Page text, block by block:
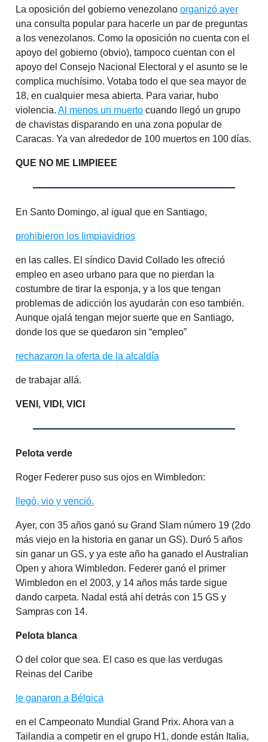
La oposición del gobierno venezolano organizó ayer
una consulta popular para hacerle un par de preguntas
a los venezolanos. Como la oposición no cuenta con el
apoyo del gobierno (obvio), tampoco cuentan con el
apoyo del Consejo Nacional Electoral y el asunto se le
complica muchísimo. Votaba todo el que sea mayor de
18, en cualquier mesa abierta. Para variar, hubo
violencia. Al menos un muerto cuando llegó un grupo
de chavistas disparando en una zona popular de
Caracas. Ya van alrededor de 100 muertos en 100 días.
QUE NO ME LIMPIEEE
En Santo Domingo, al igual que en Santiago,
prohibieron los limpiavidrios
en las calles. El síndico David Collado les ofreció
empleo en aseo urbano para que no pierdan la
costumbre de tirar la esponja, y a los que tengan
problemas de adicción los ayudarán con eso también.
Aunque ojalá tengan mejor suerte que en Santiago,
donde los que se quedaron sin “empleo”
rechazaron la oferta de la alcaldía
de trabajar allá.
VENI, VIDI, VICI
Pelota verde
Roger Federer puso sus ojos en Wimbledon:
llegó, vio y venció.
Ayer, con 35 años ganó su Grand Slam número 19 (2do
más viejo en la historia en ganar un GS). Duró 5 años
sin ganar un GS, y ya este año ha ganado el Australian
Open y ahora Wimbledon. Federer ganó el primer
Wimbledon en el 2003, y 14 años más tarde sigue
dando carpeta. Nadal está ahí detrás con 15 GS y
Sampras con 14.
Pelota blanca
O del color que sea. El caso es que las verdugas
Reinas del Caribe
le ganaron a Bélgica
en el Campeonato Mundial Grand Prix. Ahora van a
Tailandia a competir en el grupo H1, donde están Italia,